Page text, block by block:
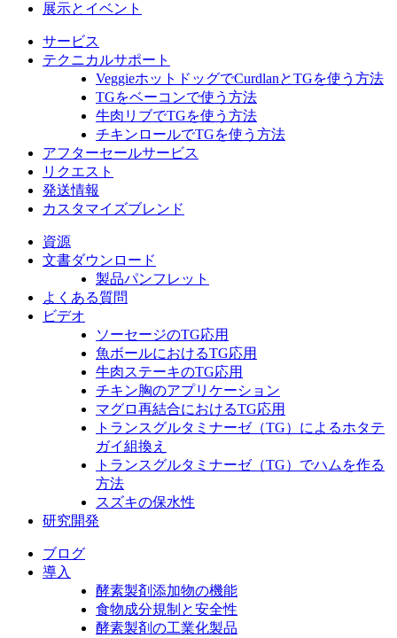
展示とイベント
サービス
テクニカルサポート
VeggieホットドッグでCurdlanとTGを使う方法
TGをベーコンで使う方法
牛肉リブでTGを使う方法
チキンロールでTGを使う方法
アフターセールサービス
リクエスト
発送情報
カスタマイズブレンド
資源
文書ダウンロード
製品パンフレット
よくある質問
ビデオ
ソーセージのTG応用
魚ボールにおけるTG応用
牛肉ステーキのTG応用
チキン胸のアプリケーション
マグロ再結合におけるTG応用
トランスグルタミナーゼ（TG）によるホタテ
ガイ組換え
トランスグルタミナーゼ（TG）でハムを作る
方法
スズキの保水性
研究開発
ブログ
導入
酵素製剤添加物の機能
食物成分規制と安全性
酵素製剤の工業化製品